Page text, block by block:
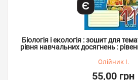
Біологія і екологія : зошит для
рівня навчальних досягнень :
Олійник І.
55,00 грн